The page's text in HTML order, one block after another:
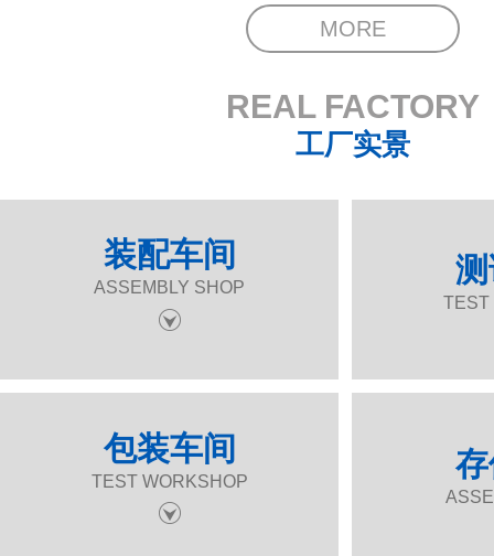
MORE
REAL FACTORY
工厂实景
装配车间
ASSEMBLY SHOP
TEST
包装车间
TEST WORKSHOP